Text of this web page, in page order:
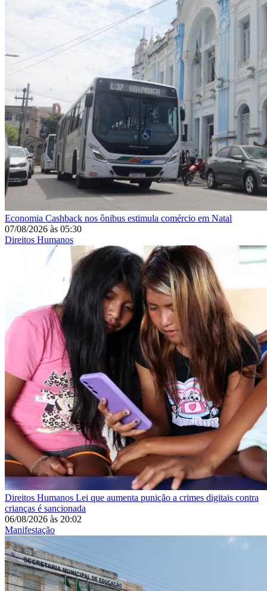
Economia Cashback nos ônibus estimula comércio em Natal
07/08/2026 às 05:30
Direitos Humanos
Direitos Humanos Lei que aumenta punição a crimes digitais contra
crianças é sancionada
06/08/2026 às 20:02
Manifestação